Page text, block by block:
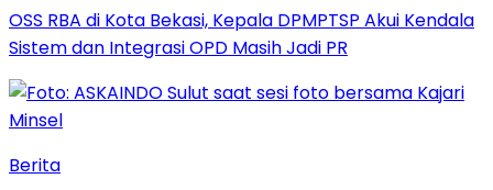
‎OSS RBA di Kota Bekasi, Kepala DPMPTSP Akui Kendala
Sistem dan Integrasi OPD Masih Jadi PR
Berita